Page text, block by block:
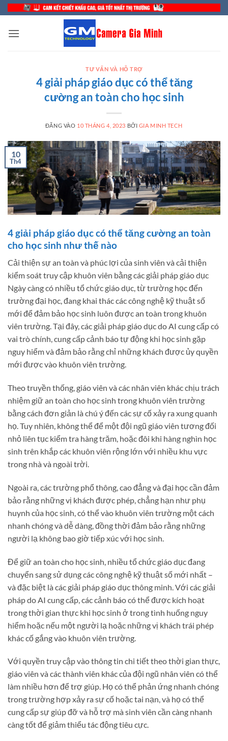
Bỏ
qua
nội
TƯ VẤN VÀ HỖ TRỢ
4 giải pháp giáo dục có thể tăng
cường an toàn cho học sinh
ĐĂNG VÀO 10 THÁNG 4, 2023 BỞI GIA MINH TECH
10
Th4
4 giải pháp giáo dục có thể tăng cường an toàn
cho học sinh như thế nào
Cải thiện sự an toàn và phúc lợi của sinh viên và cải thiện
kiểm soát truy cập khuôn viên bằng các giải pháp giáo dục
Ngày càng có nhiều tổ chức giáo dục, từ trường học đến
trường đại học, đang khai thác các công nghệ kỹ thuật số
mới để đảm bảo học sinh luôn được an toàn trong khuôn
viên trường. Tại đây, các giải pháp giáo dục do AI cung cấp có
vai trò chính, cung cấp cảnh báo tự động khi học sinh gặp
nguy hiểm và đảm bảo rằng chỉ những khách được ủy quyền
mới được vào khuôn viên trường.
Theo truyền thống, giáo viên và các nhân viên khác chịu trách
nhiệm giữ an toàn cho học sinh trong khuôn viên trường
bằng cách đơn giản là chú ý đến các sự cố xảy ra xung quanh
họ. Tuy nhiên, không thể để một đội ngũ giáo viên tương đối
nhỏ liên tục kiểm tra hàng trăm, hoặc đôi khi hàng nghìn học
sinh trên khắp các khuôn viên rộng lớn với nhiều khu vực
trong nhà và ngoài trời.
Ngoài ra, các trường phổ thông, cao đẳng và đại học cần đảm
bảo rằng những vị khách được phép, chẳng hạn như phụ
huynh của học sinh, có thể vào khuôn viên trường một cách
nhanh chóng và dễ dàng, đồng thời đảm bảo rằng những
người lạ không bao giờ tiếp xúc với học sinh.
Để giữ an toàn cho học sinh, nhiều tổ chức giáo dục đang
chuyển sang sử dụng các công nghệ kỹ thuật số mới nhất –
và đặc biệt là các giải pháp giáo dục thông minh. Với các giải
pháp do AI cung cấp, các cảnh báo có thể được kích hoạt
trong thời gian thực khi học sinh ở trong tình huống nguy
hiểm hoặc nếu một người lạ hoặc những vị khách trái phép
khác cố gắng vào khuôn viên trường.
Với quyền truy cập vào thông tin chi tiết theo thời gian thực,
giáo viên và các thành viên khác của đội ngũ nhân viên có thể
làm nhiều hơn để trợ giúp. Họ có thể phản ứng nhanh chóng
trong trường hợp xảy ra sự cố hoặc tai nạn, và họ có thể
cung cấp sự giúp đỡ và hỗ trợ mà sinh viên cần càng nhanh
càng tốt để giảm thiểu tác động tiêu cực.